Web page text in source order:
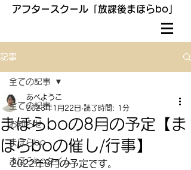
アフタースクール「放課後まほらbo」
記事
全ての記事
お知らせ
まほらbo
まほらboタイム
全ての記事
まほらboの8月の予定【ま
ほらboの催し/行事】
あべようこ
2023年1月22日 読了時間: 1分
2022年8月の予定です。